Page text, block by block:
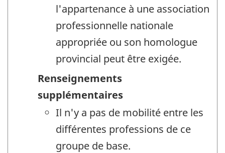
l'appartenance à une association
professionnelle nationale
appropriée ou son homologue
provincial peut être exigée.
Renseignements
supplémentaires
Il n'y a pas de mobilité entre les
différentes professions de ce
groupe de base.